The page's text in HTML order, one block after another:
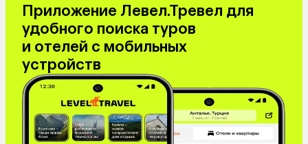
Приложение Левел.Тревел для
удобного поиска туров
и отелей с мобильных
устройств